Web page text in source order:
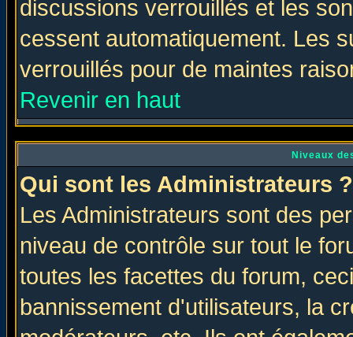
discussions verrouillés et les
cessent automatiquement. Les
verrouillés pour de maintes
Revenir en haut
Niveaux
Qui sont les Administrateurs ?
Les Administrateurs sont des
niveau de contrôle sur tout le
toutes les facettes du forum,
bannissement d'utilisateurs, la